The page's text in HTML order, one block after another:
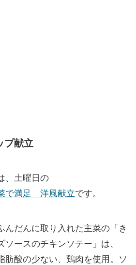
プ献立
、土曜日の
で満足 洋風献立です。
んだんに取り入れた主菜の「き
ースのチキンソテー」は、
肪酸の少ない、鶏肉を使用。ソ